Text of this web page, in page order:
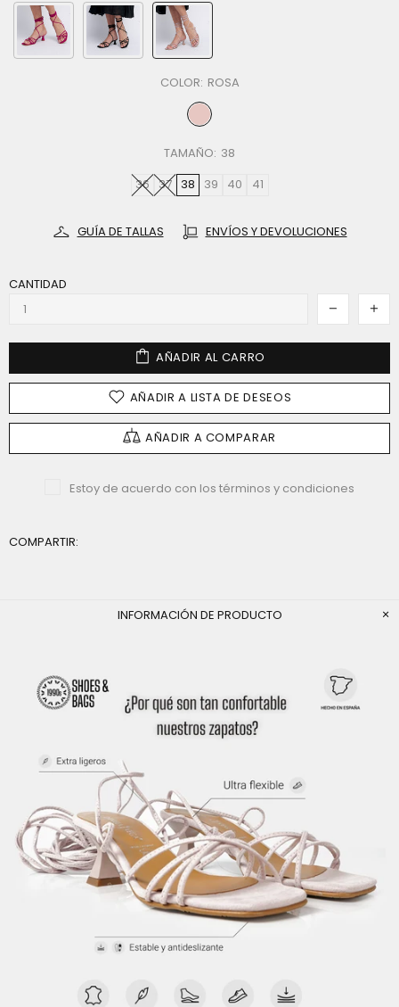
COLOR: ROSA
TAMAÑO: 38
36 37 38 39 40 41
GUÍA DE TALLAS ENVÍOS Y DEVOLUCIONES
CANTIDAD
AÑADIR AL CARRO
AÑADIR A LISTA DE DESEOS
AÑADIR A COMPARAR
Estoy de acuerdo con los términos y condiciones
COMPARTIR:
INFORMACIÓN DE PRODUCTO